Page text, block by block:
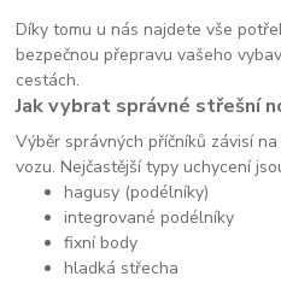
Díky tomu u nás najdete vše
bezpečnou přepravu vašeho
cestách.
Jak vybrat správné střešní
Výběr správných příčníků závisí
vozu. Nejčastější typy uchycení
hagusy (podélníky)
integrované podélníky
fixní body
hladká střecha